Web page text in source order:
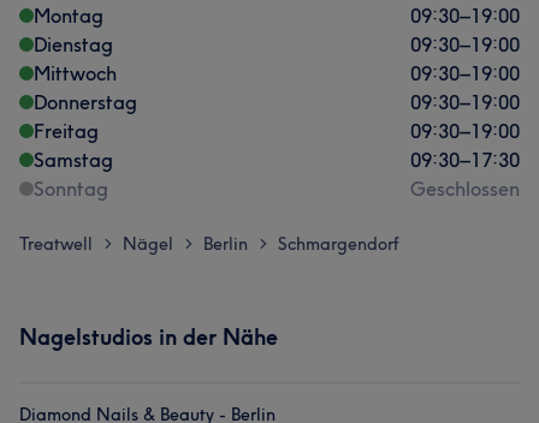
Montag
09:30–19:00
Dienstag
09:30–19:00
Mittwoch
09:30–19:00
Donnerstag
09:30–19:00
Freitag
09:30–19:00
Samstag
09:30–17:30
Sonntag
Geschlossen
Treatwell > Nägel > Berlin > Schmargendorf
Nagelstudios in der Nähe
Diamond Nails & Beauty - Berlin